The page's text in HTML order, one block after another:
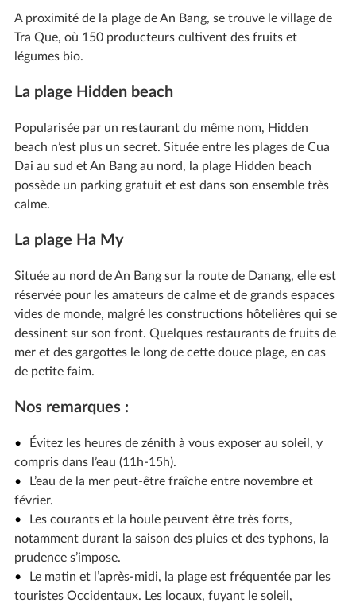
A proximité de la plage de An Bang, se trouve le village de
Tra Que, où 150 producteurs cultivent des fruits et
légumes bio.
La plage Hidden beach
Popularisée par un restaurant du même nom, Hidden
beach n’est plus un secret. Située entre les plages de Cua
Dai au sud et An Bang au nord, la plage Hidden beach
possède un parking gratuit et est dans son ensemble très
calme.
La plage Ha My
Située au nord de An Bang sur la route de Danang, elle est
réservée pour les amateurs de calme et de grands espaces
vides de monde, malgré les constructions hôtelières qui se
dessinent sur son front. Quelques restaurants de fruits de
mer et des gargottes le long de cette douce plage, en cas
de petite faim.
Nos remarques :
Évitez les heures de zénith à vous exposer au soleil, y
compris dans l’eau (11h-15h).
L’eau de la mer peut-être fraîche entre novembre et
février.
Les courants et la houle peuvent être très forts,
notamment durant la saison des pluies et des typhons, la
prudence s’impose.
Le matin et l’après-midi, la plage est fréquentée par les
touristes Occidentaux. Les locaux, fuyant le soleil,